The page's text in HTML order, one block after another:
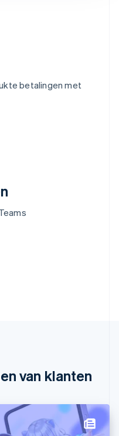
betalingen met
van klanten